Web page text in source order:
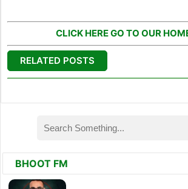
CLICK HERE GO TO OUR
RELATED POSTS
BHOOT FM